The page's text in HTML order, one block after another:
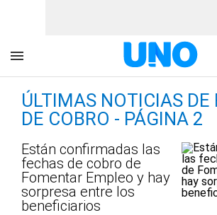
ÚLTIMAS NOTICIAS DE
DE COBRO - PÁGINA 2
Están confirmadas las
fechas de cobro de
Fomentar Empleo y hay
sorpresa entre los
beneficiarios